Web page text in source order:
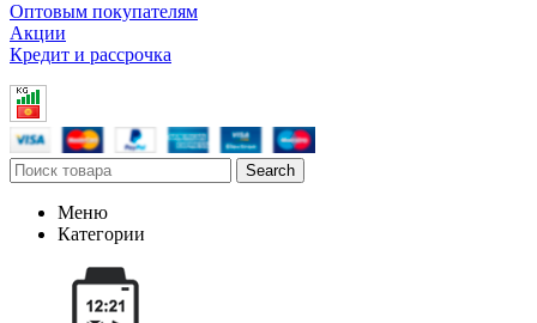
Оптовым покупателям
Акции
Кредит и рассрочка
Search
Меню
Категории